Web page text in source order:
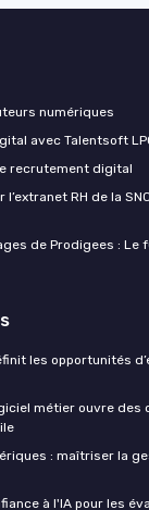
numériques
avec Talentsoft
recrutement digital
RH de la
de Prodigees : Le
les opportunités
métier ouvre des
: maîtriser la
à l'IA pour les